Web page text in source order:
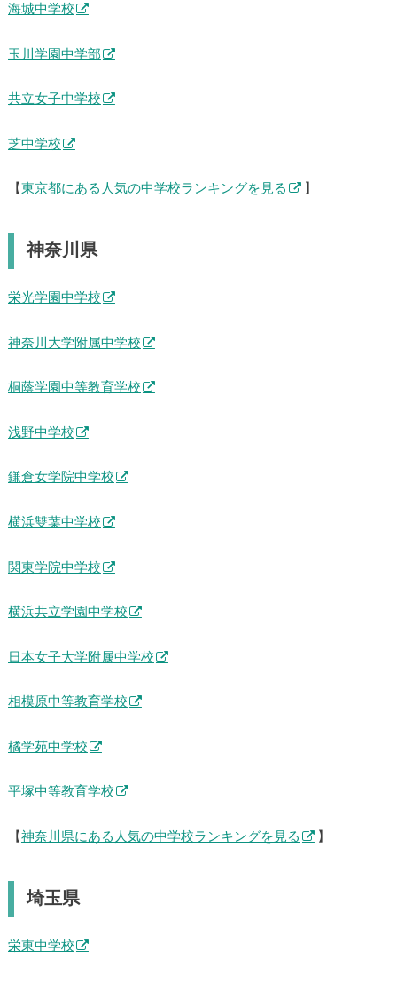
海城中学校
玉川学園中学部
共立女子中学校
芝中学校
【 東京都にある人気の中学校ランキングを見る 】
神奈川県
栄光学園中学校
神奈川大学附属中学校
桐蔭学園中等教育学校
浅野中学校
鎌倉女学院中学校
横浜雙葉中学校
関東学院中学校
横浜共立学園中学校
日本女子大学附属中学校
相模原中等教育学校
橘学苑中学校
平塚中等教育学校
【 神奈川県にある人気の中学校ランキングを見る 】
埼玉県
栄東中学校